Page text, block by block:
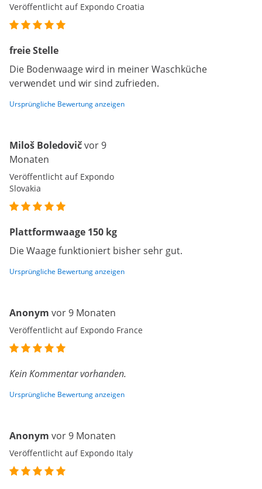
Veröffentlicht auf Expondo Croatia
freie Stelle
Die Bodenwaage wird in meiner Waschküche
verwendet und wir sind zufrieden.
Ursprüngliche Bewertung anzeigen
Miloš Boledovičvor 9
Monaten
Veröffentlicht auf Expondo
Slovakia
Plattformwaage 150 kg
Die Waage funktioniert bisher sehr gut.
Ursprüngliche Bewertung anzeigen
Anonym vor 9 Monaten
Veröffentlicht auf Expondo France
Kein Kommentar vorhanden.
Ursprüngliche Bewertung anzeigen
Anonym vor 9 Monaten
Veröffentlicht auf Expondo Italy